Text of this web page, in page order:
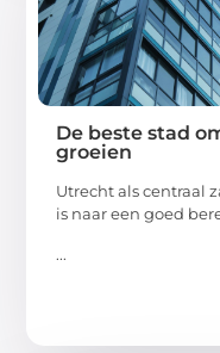
De beste stad
groeien
Utrecht als centraal
is naar een goed
...